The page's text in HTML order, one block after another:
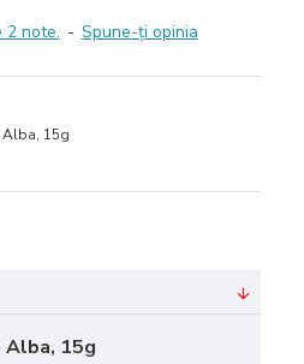
2 note. - Spune-ţi opinia
Alba, 15g
Alba, 15g